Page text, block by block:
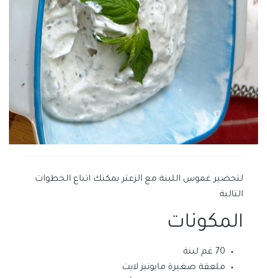
لتحضير غموس اللبنة مع الزعتر يمكنك اتباع الخطوات
التالية
المكونات
70 غم لبنة
ملعقة صغيرة مايونيز لايت